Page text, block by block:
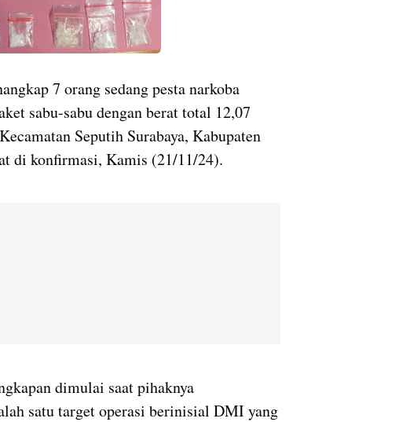
7 orang sedang pesta narkoba
sabu-sabu dengan berat total 12,07
Seputih Surabaya, Kabupaten
di konfirmasi, Kamis (21/11/24).
dimulai saat pihaknya
satu target operasi berinisial DMI yang